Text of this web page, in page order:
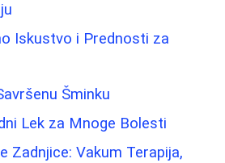
Iskustvo i Prednosti za
Šminku
Lek za Mnoge Bolesti
Zadnjice: Vakum Terapija,